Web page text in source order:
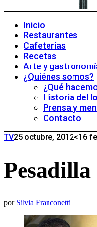
Inicio
Restaurantes
Cafeterías
Recetas
Arte y
¿Quiénes somos?
¿Qué
Historia del
Prensa y
Contacto
TV25 octubre, 2012<16
por Silvia Franconetti